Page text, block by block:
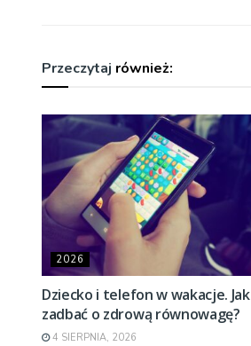
Przeczytaj również:
2026
Dziecko i telefon w wakacje. Jak
zadbać o zdrową równowagę?
4 SIERPNIA, 2026